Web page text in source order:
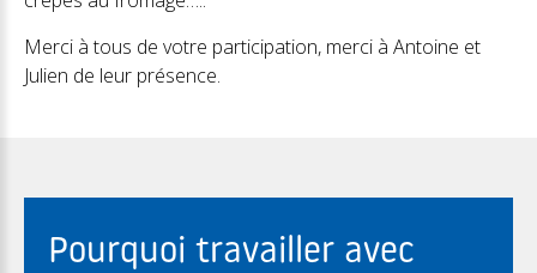
Merci à tous de votre participation, merci à Antoine et
Julien de leur présence.
Pourquoi travailler avec